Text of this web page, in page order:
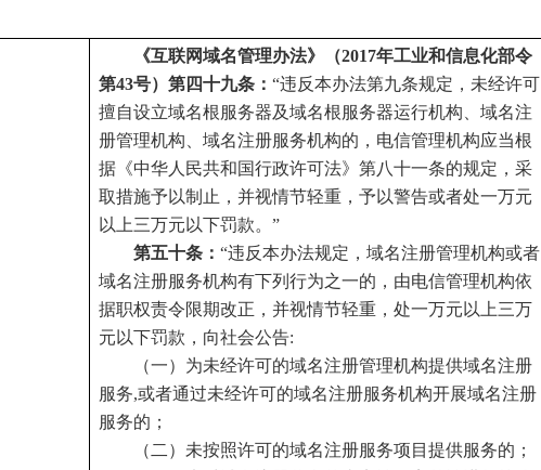
《互联网域名管理办法》（2017年工业和信息化部令
第43号）第四十九条： “违反本办法第九条规定，未经许可
擅自设立域名根服务器及域名根服务器运行机构、域名注
册管理机构、域名注册服务机构的，电信管理机构应当根
据《中华人民共和国行政许可法》第八十一条的规定，采
取措施予以制止，并视情节轻重，予以警告或者处一万元
以上三万元以下罚款。”
第五十条： “违反本办法规定，域名注册管理机构或者
域名注册服务机构有下列行为之一的，由电信管理机构依
据职权责令限期改正，并视情节轻重，处一万元以上三万
元以下罚款，向社会公告:
（一）为未经许可的域名注册管理机构提供域名注册
服务,或者通过未经许可的域名注册服务机构开展域名注册
服务的；
（二）未按照许可的域名注册服务项目提供服务的；